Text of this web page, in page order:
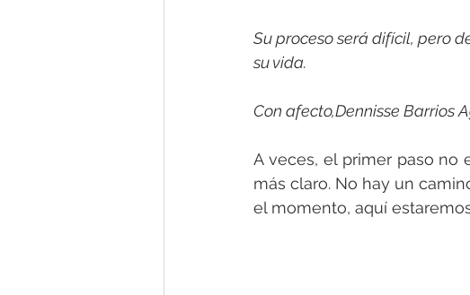
Su proceso será difícil, pero
su vida.
Con afecto,Dennisse Barrios
A veces, el primer paso no
más claro. No hay un
el momento, aquí